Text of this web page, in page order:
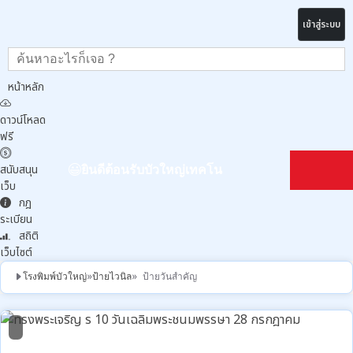
เข้าสู่ระบบ
หน้าหลัก
ดาวน์โหลด
ฟรี
สนับสนุน
เว็บ
กฎ
ระเบียน
สถิติ
เว็บไซต์
โรงพิมพ์บัวใหญ่»ป้ายไวนิล» ป้ายวันสำคัญ
10